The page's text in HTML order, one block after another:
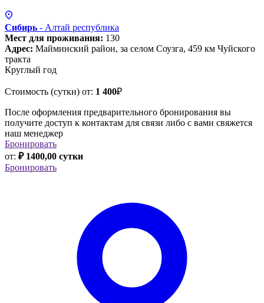
Сибирь - Алтай республика
Мест для проживания: 130
Адрес: Майминский район, за селом Соузга, 459 км Чуйского
тракта
Круглый год
Стоимость (сутки) от: 1 400₽
После оформления предварительного бронирования вы
получите доступ к контактам для связи либо с вами свяжется
наш менеджер
Бронировать
от: ₽ 1400,00 сутки
Бронировать